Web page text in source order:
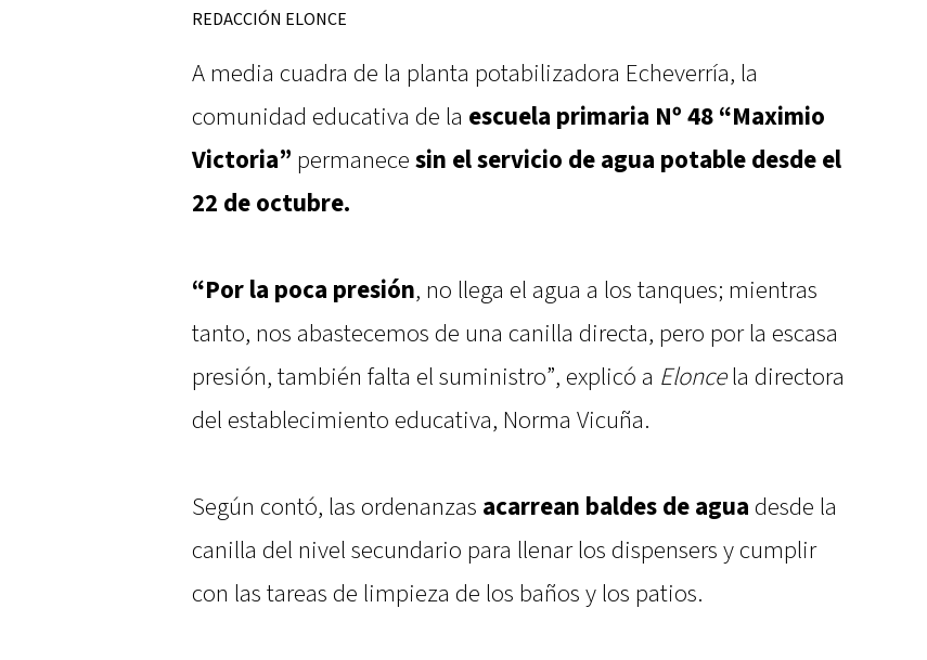
REDACCIÓN ELONCE
A media cuadra de la planta potabilizadora Echeverría, la
comunidad educativa de la escuela primaria Nº 48 “Maximio
Victoria” permanece sin el servicio de agua potable desde el
22 de octubre.
“Por la poca presión, no llega el agua a los tanques; mientras
tanto, nos abastecemos de una canilla directa, pero por la escasa
presión, también falta el suministro”, explicó a Eloncela directora
del establecimiento educativa, Norma Vicuña.
Según contó, las ordenanzas acarrean baldes de agua desde la
canilla del nivel secundario para llenar los dispensers y cumplir
con las tareas de limpieza de los baños y los patios.